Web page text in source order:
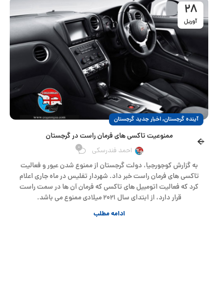
28
آوریل
آینده گرجستان,اخبار جدید گرجستان
ممنوعیت تاکسی های فرمان راست در گرجستان
احمد فندرسکی 0
به گزارش کوجورجیا، دولت گرجستان از ممنوع شدن عبور و فعالیت
تاکسی های فرمان راست خبر داد. شهردار تفلیس در ماه جاری اعلام
کرد که فعالیت اتومبیل های تاکسی که فرمان آن ها در سمت راست
قرار دارد، از ابتدای سال ۲۰۲۱ میلادی ممنوع می باشد.
ادامه مطلب